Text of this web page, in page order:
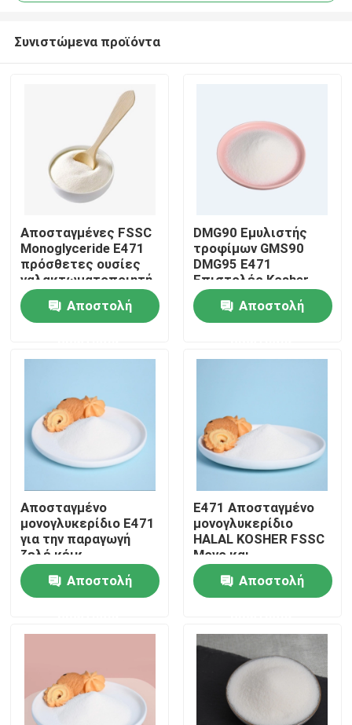
Σπίτι
Προϊόντα
VR παρουσιάστε
Σχετικά με εμάς
Γύρος εργοστασίων
Ποιοτικός έλεγχος
Ζητήστε ένα απόσπασμα
Συνιστώμενα προϊόντα
Αποσταγμένες FSSC
Monoglyceride E471
πρόσθετες ουσίες
γαλακτωματοποιητή
τροφίμων για το
πήκτωμα 31566-31-1
κέικ
Αποστολή
DMG90 Εμυλιστής
τροφίμων GMS90
DMG95 E471
Επιστολές Kosher
Halal
Αποστολή
Αποσταγμένο
μονογλυκερίδιο E471
για την παραγωγή
ζελέ κέικ
Αποστολή
E471 Αποσταγμένο
μονογλυκερίδιο
HALAL KOSHER FSSC
Μονο και
διγλυκερίδια
λιπαρών οξέων
Αποστολή